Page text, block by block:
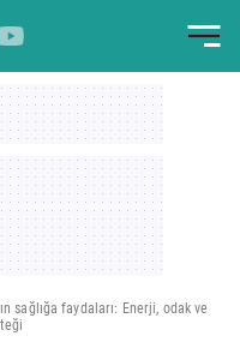
sağlığa faydaları: Enerji, odak ve